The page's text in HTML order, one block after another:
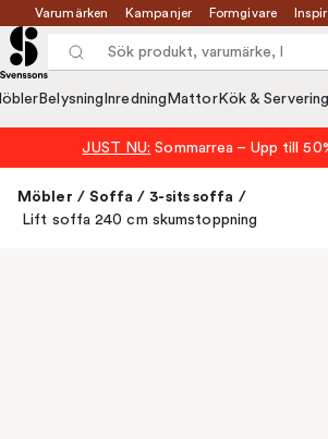
Varumärken Kampanjer Formgivare
Belysning Inredning MattorKök &
JUST NU: Sommarrea – Upp till
Möbler / Soffa / 3-sits soffa /
Lift soffa 240 cm skumstoppning